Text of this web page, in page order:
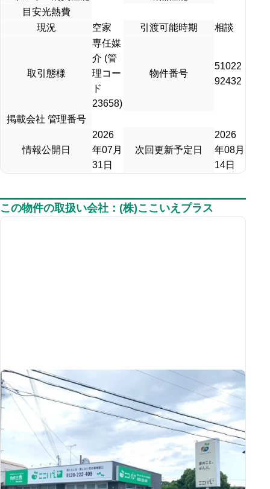
目安光熱費
現況
空家 引渡可能時期 相談
取引態様
専任媒
介 (管
理コー
ド
23658)
物件番号
51022
92432
掲載会社 管理番号
情報公開日
2026
年07月
31日
次回更新予定日
2026
年08月
14日
この物件の取扱い会社：(株)ここいえプラス